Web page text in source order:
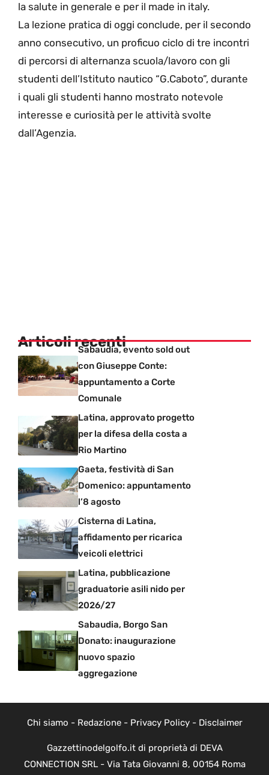
la salute in generale e per il made in italy.
La lezione pratica di oggi conclude, per il secondo
anno consecutivo, un proficuo ciclo di tre incontri
di percorsi di alternanza scuola/lavoro con gli
studenti dell’Istituto nautico “G.Caboto”, durante
i quali gli studenti hanno mostrato notevole
interesse e curiosità per le attività svolte
dall’Agenzia.
Articoli recentiSabaudia, evento sold out
con Giuseppe Conte:
appuntamento a Corte
Comunale
Latina, approvato progetto
per la difesa della costa a
Rio Martino
Gaeta, festività di San
Domenico: appuntamento
l’8 agosto
Cisterna di Latina,
affidamento per ricarica
veicoli elettrici
Latina, pubblicazione
graduatorie asili nido per
2026/27
Sabaudia, Borgo San
Donato: inaugurazione
nuovo spazio
aggregazione
Chi siamo - Redazione- Privacy Policy- Disclaimer
Gazzettinodelgolfo.it di proprietà di DEVA
CONNECTION SRL - Via Tata Giovanni 8, 00154 Roma